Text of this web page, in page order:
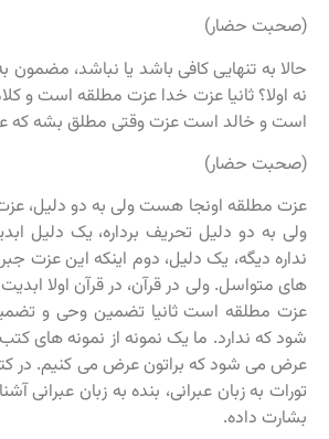
(صحبت حضار)
حالا به تنهایی کافی باشد یا نباشد، مضمون
نه اولا؟ ثانیا عزت خدا عزت مطلقه است و
است و خالد است عزت وقتی مطلق بشه
(صحبت حضار)
عزت مطلقه اونجا هست ولی به دو دلیل،
ولی به دو دلیل تحریف برداره، یک دلیل
نداره دیگه، یک دلیل، دوم اینکه این عزت
های متواسل. ولی در قرآن، در قرآن اولا
عزت مطلقه است ثانیا تضمین وحی و
شود که ندارد. ما یک نمونه از نمونه های کتب
عرض می شود که براتون عرض می کنیم. در
تورات به زبان عبرانی، بنده به زبان عبرانی
بشارت داده.